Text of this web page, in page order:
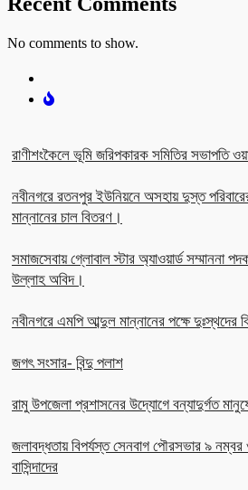
No comments to show.
রাণীশংকৈলে ভূমি জরিপকারক সমিতির সভাপতি
নবীনগরে রতনপুর ইউনিয়নে অসহায় দুস্ত
মান্নানের চাল বিতরণ।
সমাজসেবায় গ্লোবাল স্টার অ্যাওয়ার্ড সম্মাননা
উল্লাহ অবিদ।
নবীনগরে এমপি আব্দুল মান্নানের পক্ষে দুঃস্থদের
জগৎ সংসার- বিন্দু পলাশ
রামু উপজেলা প্রশাসনের উদ্যোগে বন্যাদুর্গত
জলাবদ্ধতায় বিপর্যস্ত সেনবাগ পৌরসভার ৯ নম্বর
বাসিন্দাদের